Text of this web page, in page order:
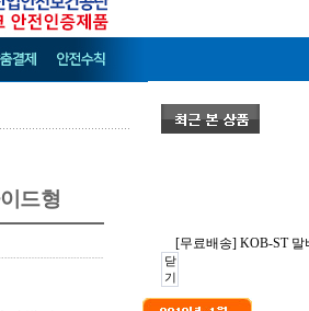
[무료배송] KOB-ST
닫
기
드형